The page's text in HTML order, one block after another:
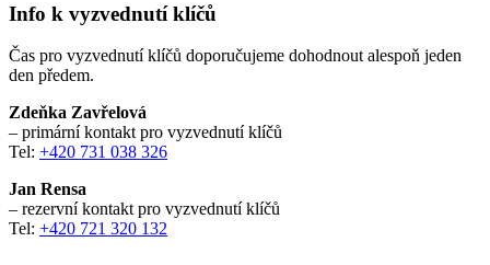
Info k vyzvednutí klíčů
Čas pro vyzvednutí klíčů doporučujeme dohodnout alespoň jeden
den předem.
Zdeňka Zavřelová
– primární kontakt pro vyzvednutí klíčů
Tel: +420 731 038 326
Jan Rensa
– rezervní kontakt pro vyzvednutí klíčů
Tel: +420 721 320 132